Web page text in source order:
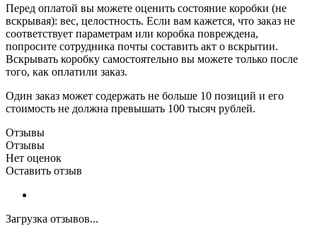
Перед оплатой вы можете оценить состояние коробки (не
вскрывая): вес, целостность. Если вам кажется, что заказ не
соответствует параметрам или коробка повреждена,
попросите сотрудника почты составить акт о вскрытии.
Вскрывать коробку самостоятельно вы можете только после
того, как оплатили заказ.
Один заказ может содержать не больше 10 позиций и его
стоимость не должна превышать 100 тысяч рублей.
Отзывы
Отзывы
Нет оценок
Оставить отзыв
Загрузка отзывов...